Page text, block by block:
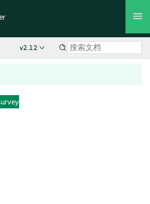
v2.12